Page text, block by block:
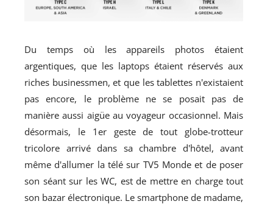
Du temps où les appareils photos étaient
argentiques, que les laptops étaient réservés aux
riches businessmen, et que les tablettes n'existaient
pas encore, le problème ne se posait pas de
manière aussi aigüe au voyageur occasionnel. Mais
désormais, le 1er geste de tout globe-trotteur
tricolore arrivé dans sa chambre d'hôtel, avant
même d'allumer la télé sur TV5 Monde et de poser
son séant sur les WC, est de mettre en charge tout
son bazar électronique. Le smartphone de madame,